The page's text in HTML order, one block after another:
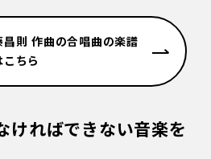
則 作曲の合唱曲の楽譜
こちら
ければできない音楽を